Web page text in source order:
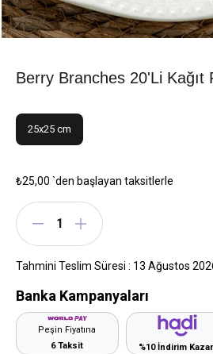
Berry Branches 20'li Kağıt
25x25 cm
₺25,00 `den başlayan taksitlerle
Tahmini Teslim Süresi : 13 Ağustos
Banka Kampanyaları
Peşin Fiyatına
6 Taksit
%10 İndirim